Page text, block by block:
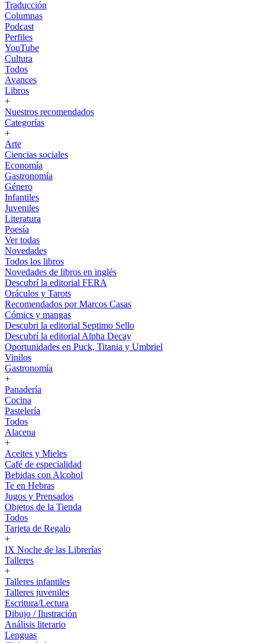
Traducción
Columnas
Podcast
Perfiles
YouTube
Cultura
Todos
Avances
Libros
+
Nuestros recomendados
Categorías
+
Arte
Ciencias sociales
Economía
Gastronomía
Género
Infantiles
Juveniles
Literatura
Poesía
Ver todas
Novedades
Todos los libros
Novedades de libros en inglés
Descubrí la editorial FERA
Oráculos y Tarots
Recomendados por Marcos Casas
Cómics y mangas
Descubri la editorial Septimo Sello
Descubrí la editorial Alpha Decay
Oportunidades en Puck, Titania y Umbriel
Vinilos
Gastronomía
+
Panadería
Cocina
Pastelería
Todos
Alacena
+
Aceites y Mieles
Café de especialidad
Bebidas con Alcohol
Te en Hebras
Jugos y Prensados
Objetos de la Tienda
Todos
Tarjeta de Regalo
+
IX Noche de las Librerías
Talleres
+
Talleres infantiles
Talleres juveniles
Escritura/Lectura
Dibujo / Ilustración
Análisis literario
Lenguas